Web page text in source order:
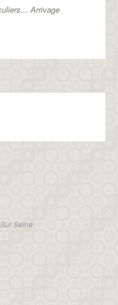
Arrivage
Seine